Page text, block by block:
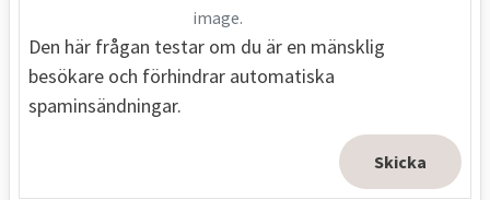
image.
Den här frågan testar om du är en mänsklig
besökare och förhindrar automatiska
spaminsändningar.